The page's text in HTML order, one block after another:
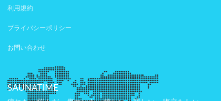
利用規約
プライバシーポリシー
お問い合わせ
SAUNATIME